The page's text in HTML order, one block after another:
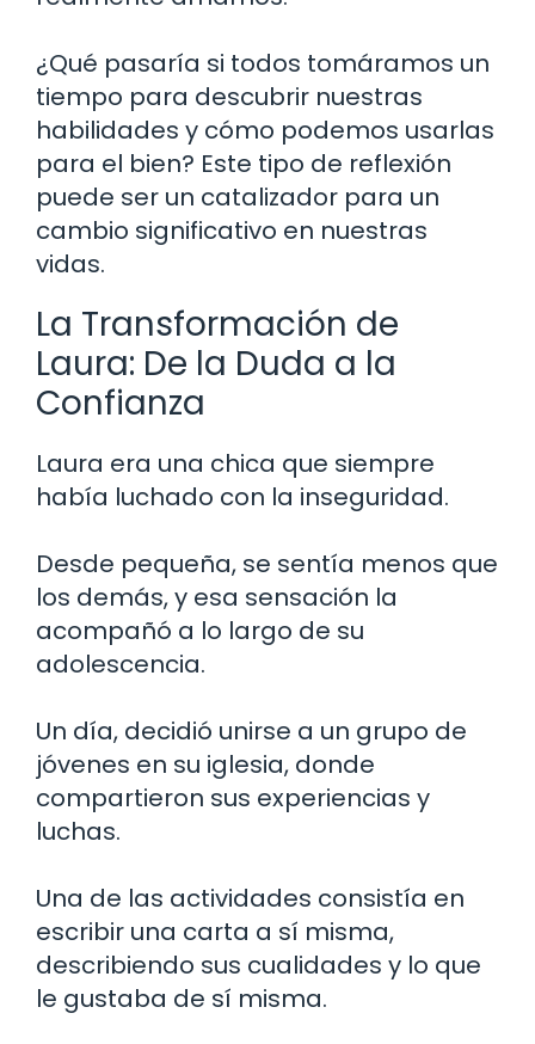
¿Qué pasaría si todos tomáramos un
tiempo para descubrir nuestras
habilidades y cómo podemos usarlas
para el bien? Este tipo de reflexión
puede ser un catalizador para un
cambio significativo en nuestras
vidas.
La Transformación de
Laura: De la Duda a la
Confianza
Laura era una chica que siempre
había luchado con la inseguridad.
Desde pequeña, se sentía menos que
los demás, y esa sensación la
acompañó a lo largo de su
adolescencia.
Un día, decidió unirse a un grupo de
jóvenes en su iglesia, donde
compartieron sus experiencias y
luchas.
Una de las actividades consistía en
escribir una carta a sí misma,
describiendo sus cualidades y lo que
le gustaba de sí misma.